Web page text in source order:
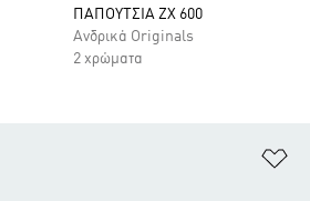
ΠΑΠΟΥΤΣΙΑ ZX 600
Ανδρικά Originals
2 χρώματα